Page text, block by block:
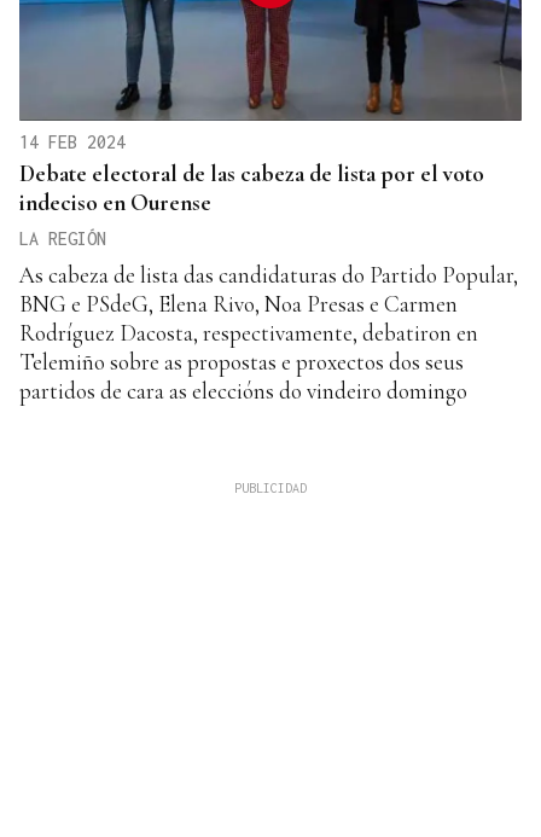
14 FEB 2024
Debate electoral de las cabeza de lista por el voto
indeciso en Ourense
LA REGIÓN
As cabeza de lista das candidaturas do Partido Popular,
BNG e PSdeG, Elena Rivo, Noa Presas e Carmen
Rodríguez Dacosta, respectivamente, debatiron en
Telemiño sobre as propostas e proxectos dos seus
partidos de cara as eleccións do vindeiro domingo